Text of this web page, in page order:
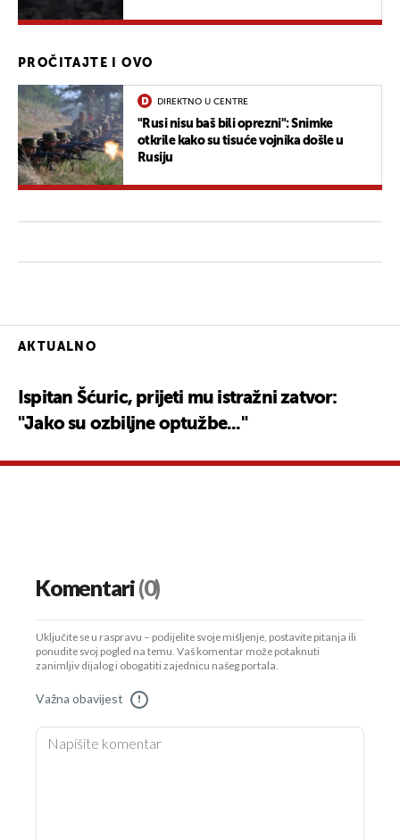
PROČITAJTE I OVO
DIREKTNO U CENTRE
"Rusi nisu baš bili oprezni": Snimke
otkrile kako su tisuće vojnika došle u
Rusiju
AKTUALNO
Ispitan Šćuric, prijeti mu istražni zatvor:
"Jako su ozbiljne optužbe..."
Komentari(0)
Uključite se u raspravu – podijelite svoje mišljenje, postavite pitanja ili
ponudite svoj pogled na temu. Vaš komentar može potaknuti
zanimljiv dijalog i obogatiti zajednicu našeg portala.
Važna obavijest !